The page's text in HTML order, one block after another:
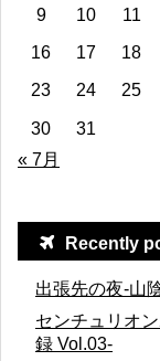
9
10 11
16
17 18
23
24 25
30
31
« 7月
Recently
出張先の夜-山
センチュリオ
録 Vol.03-